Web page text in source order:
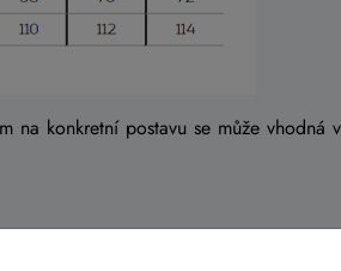
na konkretní postavu se může vhodná